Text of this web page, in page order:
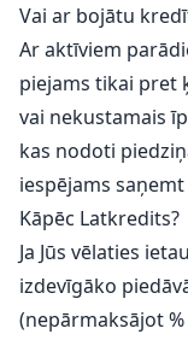
Vai ar bojātu
Ar aktīviem
piejams tikai pret
vai nekustamais
kas nodoti
iespējams
Kāpēc Latkredits?
Ja Jūs vēlaties
izdevīgāko
(nepārmaksājot